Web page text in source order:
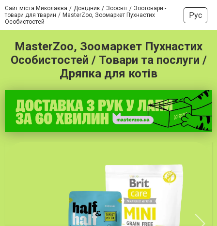
Сайт міста Миколаєва Довідник Зоосвіт
Зоотовари -
товари для тварин
MasterZoo, Зоомаркет Пухнастих
Особистостей
Рус
MasterZoo, Зоомаркет Пухнастих
Особистостей / Товари та послуги /
Дряпка для котів